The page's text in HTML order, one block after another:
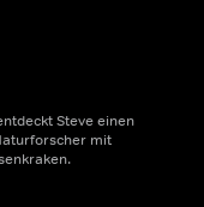
Steve einen
mit